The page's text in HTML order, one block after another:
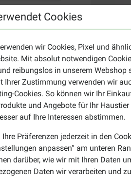
Cookies
wir Cookies, Pixel und
Mit absolut notwendigen
reibungslos in unserem Webshop
Ihrer Zustimmung verwenden wir
Cookies. So können wir Ihr
und Angebote für Ihr
auf Ihre Interessen abstimmen.
Ihre Präferenzen jederzeit in den
anpassen“ am unteren
darüber, wie wir mit Ihren Daten
Daten wir verarbeiten und